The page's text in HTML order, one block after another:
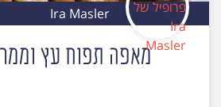
Ira Masler
מאפה תפוח עץ